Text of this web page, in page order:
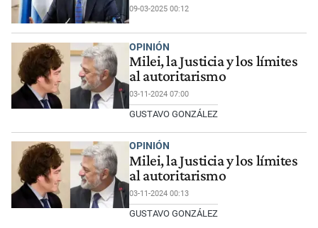
09-03-2025 00:12
OPINIÓN
Milei, la Justicia y los límites
al autoritarismo
03-11-2024 07:00
GUSTAVO GONZÁLEZ
OPINIÓN
Milei, la Justicia y los límites
al autoritarismo
03-11-2024 00:13
GUSTAVO GONZÁLEZ